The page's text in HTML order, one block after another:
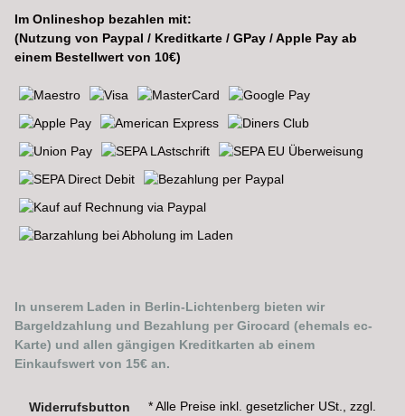
Im Onlineshop bezahlen mit:
(Nutzung von Paypal / Kreditkarte / GPay / Apple Pay ab
einem Bestellwert von 10€)
In unserem Laden in Berlin-Lichtenberg bieten wir
Bargeldzahlung und Bezahlung per Girocard (ehemals ec-
Karte) und allen gängigen Kreditkarten ab einem
Einkaufswert von 15€ an.
Widerrufsbutton * Alle Preise inkl. gesetzlicher USt., zzgl.